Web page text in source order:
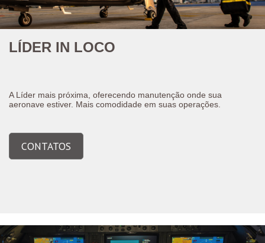
LÍDER IN LOCO
A Líder mais próxima, oferecendo manutenção onde sua
aeronave estiver. Mais comodidade em suas operações.
CONTATOS